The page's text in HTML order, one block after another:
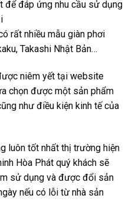
để đáp ứng nhu cầu sử dụng
rất nhiều mẫu giàn phơi
Takashi Nhật Bản…
niêm yết tại website
chọn được một sản phẩm
như điều kiện kinh tế của
luôn tốt nhất thị trường hiện
Hòa Phát quý khách sẽ
sử dụng và được đổi sản
nếu có lỗi từ nhà sản